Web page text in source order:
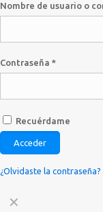
Nombre de usuario o
Contraseña *
Recuérdame
Acceder
¿Olvidaste la contraseña?
✕